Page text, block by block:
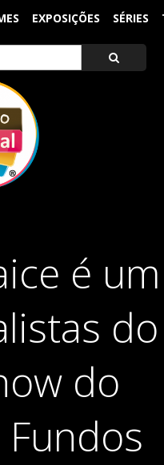
EXPOSIÇÕES SÉRIES
é um
do
do